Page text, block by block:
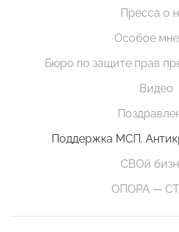
Пресса о
Особое
Бюро по защите прав
Видео
Поддержка МСП.
СВОй
ОПОРА —